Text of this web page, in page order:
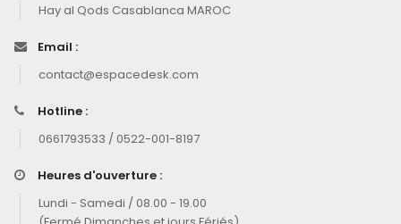
Hay al Qods Casablanca MAROC
Email :
contact@espacedesk.com
Hotline :
0661793533 / 0522-001-8197
Heures d'ouverture :
Lundi - Samedi / 08.00 - 19.00